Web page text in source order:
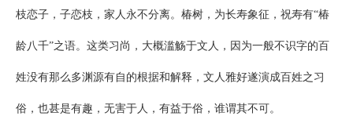
枝恋子，子恋枝，家人永不分离。椿树，为长寿象征，祝寿有“椿
龄八千”之语。这类习尚，大概滥觞于文人，因为一般不识字的百
姓没有那么多渊源有自的根据和解释，文人雅好遂演成百姓之习
俗，也甚是有趣，无害于人，有益于俗，谁谓其不可。